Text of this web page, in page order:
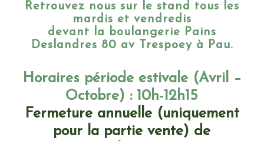
Retrouvez nous sur le stand tous les
mardis et vendredis
devant la boulangerie Pains
Deslandres 80 av Trespoey à Pau.
Horaires période estivale (Avril –
Octobre) : 10h-12h15
Fermeture annuelle (uniquement
pour la partie vente) de